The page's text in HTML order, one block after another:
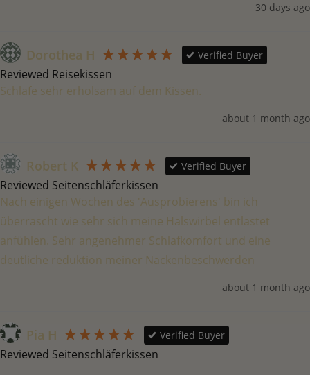
30 days ago
Dorothea H Verified Buyer
Reviewed Reisekissen
Schlafe sehr erholsam auf dem Kissen.
about 1 month ago
Robert K Verified Buyer
Reviewed Seitenschläferkissen
Nach einigen Wochen des 'Ausprobierens' bin ich
überrascht wie sehr sich meine Halswirbel entlastet
anfühlen. Sehr angenehmer Schlafkomfort und eine
deutliche reduktion meiner Nackenbeschwerden
about 1 month ago
Pia H Verified Buyer
Reviewed Seitenschläferkissen